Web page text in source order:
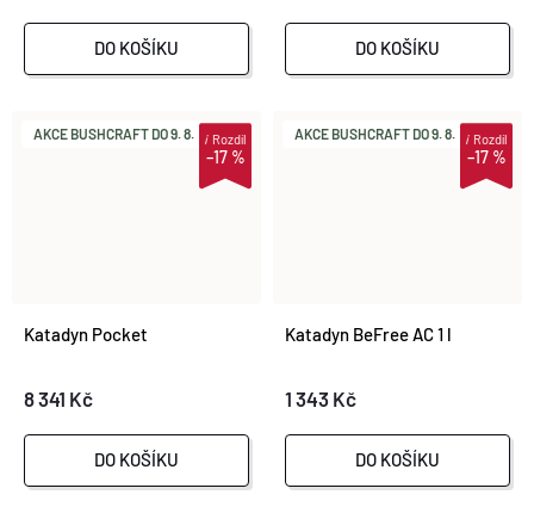
DO KOŠÍKU DO KOŠÍKU
AKCE BUSHCRAFT DO 9. 8.
–17 %
iRozdíl
Katadyn Pocket
8 341 Kč
DO KOŠÍKU
AKCE BUSHCRAFT DO 9. 8.
–17 %
iRozdíl
Katadyn BeFree AC 1 l
1 343 Kč
DO KOŠÍKU